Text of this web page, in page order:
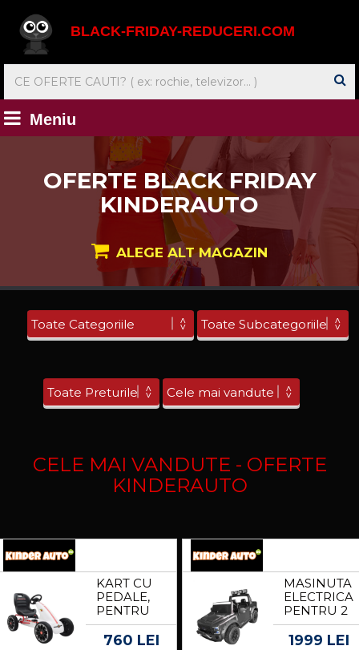
BLACK-FRIDAY-REDUCERI.COM
Meniu
OFERTE BLACK FRIDAY
KINDERAUTO
ALEGE ALT MAGAZIN
CELE MAI VANDUTE - OFERTE
KINDERAUTO
KART CU
PEDALE,
PENTRU
COPII 3-9
ANI, DE LA
760 LEI
MASINUTA
ELECTRICA
PENTRU 2
COPII
FORD
1999 LEI